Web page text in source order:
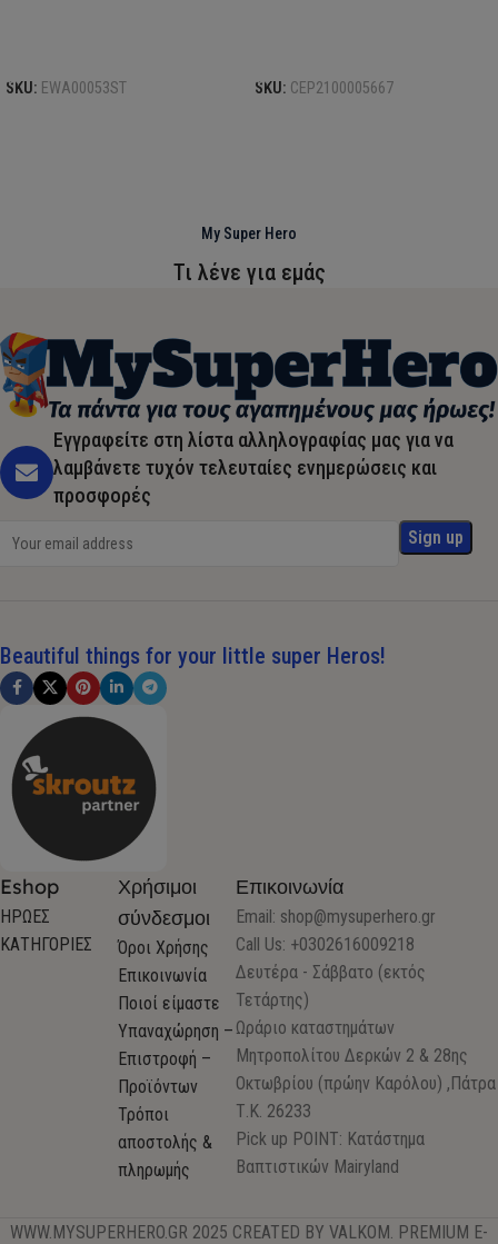
SKU: EWA00053ST SKU: CEP2100005667
My Super Hero
Τι λένε για εμάς
Εγγραφείτε στη λίστα αλληλογραφίας μας για να
λαμβάνετε τυχόν τελευταίες ενημερώσεις και
προσφορές
Beautiful things for your little super Heros!
Eshop
ΗΡΩΕΣ
ΚΑΤΗΓΟΡΙΕΣ
Χρήσιμοι
σύνδεσμοι
Όροι Χρήσης
Επικοινωνία
Ποιοί είμαστε
Υπαναχώρηση –
Επιστροφή –
Προϊόντων
Τρόποι
αποστολής &
πληρωμής
Επικοινωνία
Email: shop@mysuperhero.gr
Call Us: +0302616009218
Δευτέρα - Σάββατο (εκτός
Τετάρτης)
Ωράριο καταστημάτων
Μητροπολίτου Δερκών 2 & 28ης
Οκτωβρίου (πρώην Καρόλου) ,Πάτρα
Τ.Κ. 26233
Pick up POINT: Κατάστημα
Βαπτιστικών Mairyland
WWW.MYSUPERHERO.GR 2025 CREATED BY VALKOM. PREMIUM E-